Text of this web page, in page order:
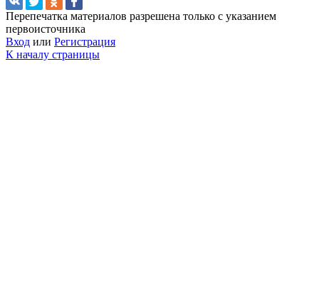
Перепечатка материалов разрешена только с указанием
первоисточника
Вход или Регистрация
К началу страницы